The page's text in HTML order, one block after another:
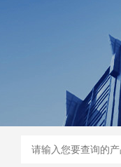
3D显微X射线CT扫描设备